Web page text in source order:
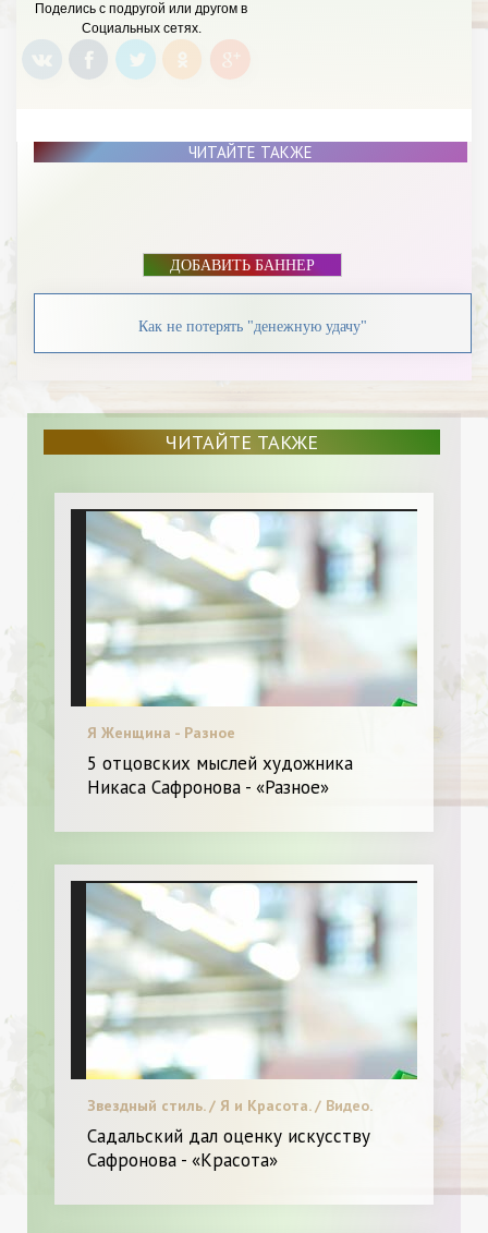
Поделись с подругой или другом в
Социальных сетях.
ЧИТАЙТЕ ТАКЖЕ
ДОБАВИТЬ БАННЕР
Как не потерять "денежную удачу"
ЧИТАЙТЕ ТАКЖЕ
Я Женщина - Разное
5 отцовских мыслей художника
Никаса Сафронова - «Разное»
Звездный стиль. / Я и Красота. / Видео.
Садальский дал оценку искусству
Сафронова - «Красота»